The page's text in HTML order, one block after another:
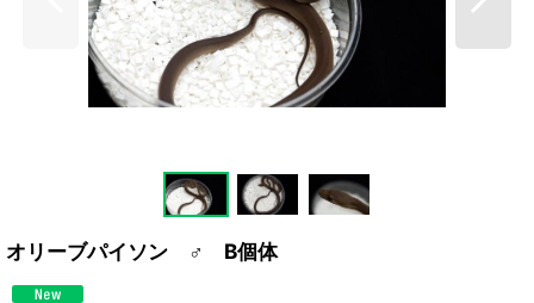
オリーブパイソン ♂ B個体